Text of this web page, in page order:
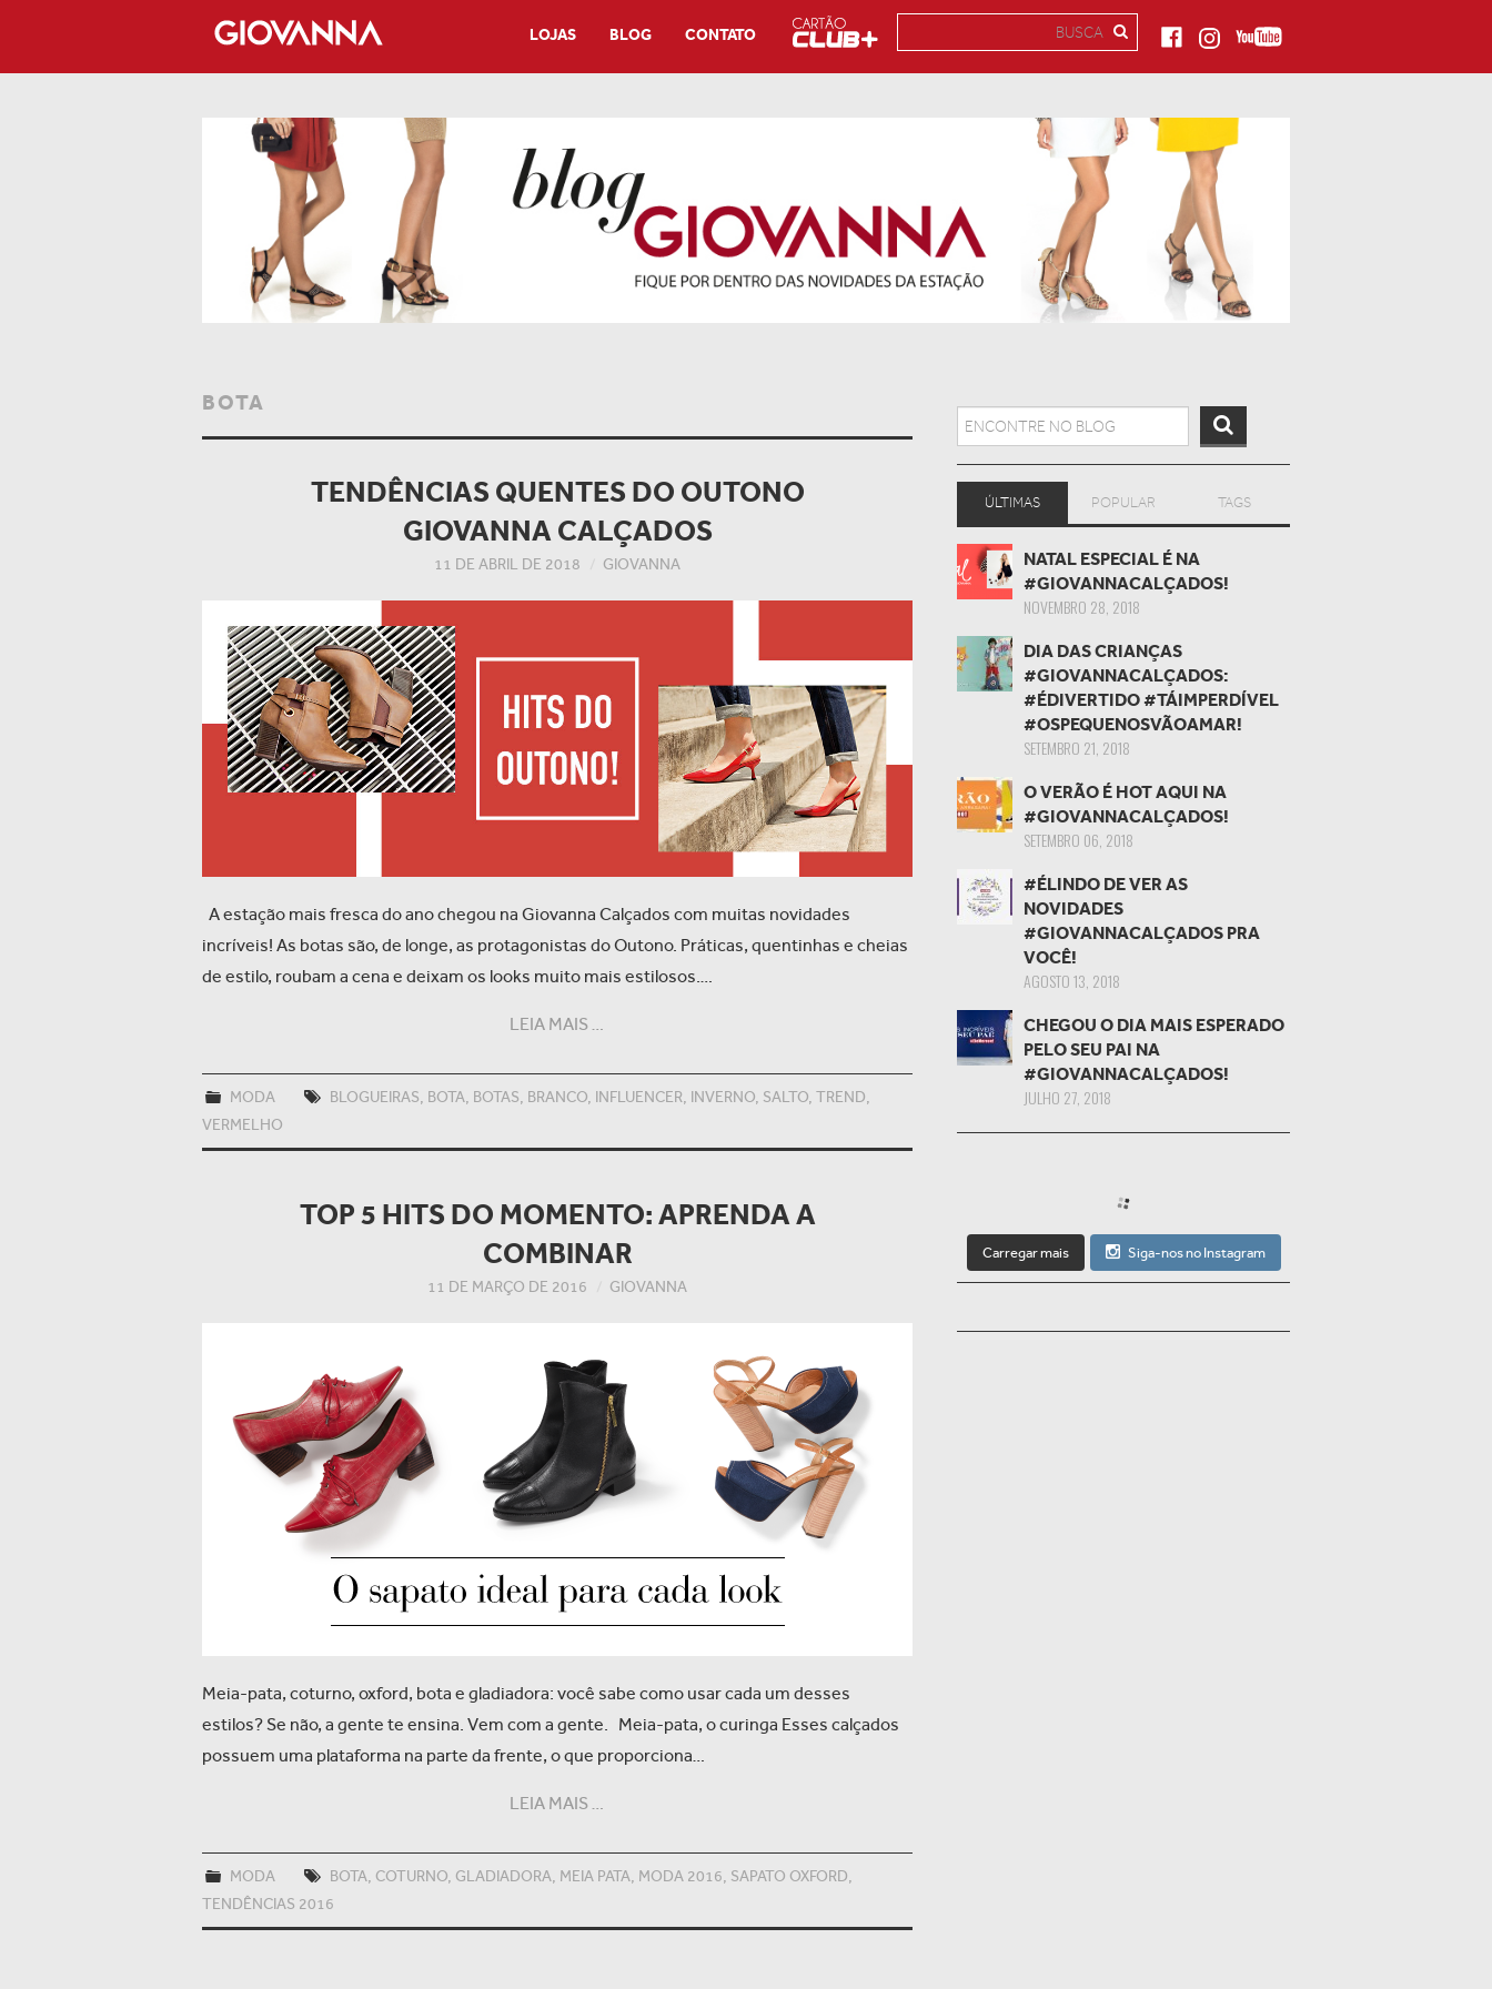
LOJAS BLOG CONTATO
BOTA
TENDÊNCIAS QUENTES DO OUTONO
GIOVANNA CALÇADOS
11 DE ABRIL DE 2018 GIOVANNA
A estação mais fresca do ano chegou na Giovanna Calçados com muitas novidades
incríveis! As botas são, de longe, as protagonistas do Outono. Práticas, quentinhas e cheias
de estilo, roubam a cena e deixam os looks muito mais estilosos.…
LEIA MAIS …
MODA BLOGUEIRAS, BOTA, BOTAS, BRANCO, INFLUENCER, INVERNO, SALTO, TREND,
VERMELHO
TOP 5 HITS DO MOMENTO: APRENDA A
COMBINAR
11 DE MARÇO DE 2016 GIOVANNA
Meia-pata, coturno, oxford, bota e gladiadora: você sabe como usar cada um desses
estilos? Se não, a gente te ensina. Vem com a gente. Meia-pata, o curinga Esses calçados
possuem uma plataforma na parte da frente, o que proporciona…
LEIA MAIS …
MODA BOTA, COTURNO, GLADIADORA, MEIA PATA, MODA 2016, SAPATO OXFORD,
TENDÊNCIAS 2016
Search for:
ÚLTIMAS POPULAR TAGS
NATAL ESPECIAL É NA
#GIOVANNACALÇADOS!
NOVEMBRO 28, 2018
DIA DAS CRIANÇAS
#GIOVANNACALÇADOS:
#ÉDIVERTIDO #TÁIMPERDÍVEL
#OSPEQUENOSVÃOAMAR!
SETEMBRO 21, 2018
O VERÃO É HOT AQUI NA
#GIOVANNACALÇADOS!
SETEMBRO 06, 2018
#ÉLINDO DE VER AS
NOVIDADES
#GIOVANNACALÇADOS PRA
VOCÊ!
AGOSTO 13, 2018
CHEGOU O DIA MAIS ESPERADO
PELO SEU PAI NA
#GIOVANNACALÇADOS!
JULHO 27, 2018
Carregar mais Siga-nos no Instagram